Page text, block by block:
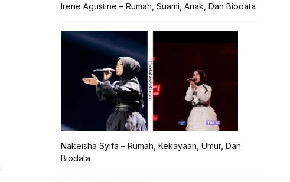
Irene Agustine – Rumah, Suami, Anak, Dan Biodata
Nakeisha Syifa – Rumah, Kekayaan, Umur, Dan
Biodata